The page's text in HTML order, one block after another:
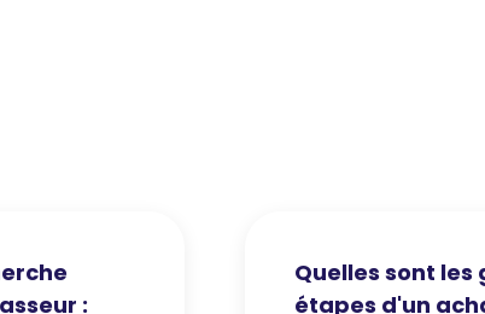
:
Quelles sont les
étapes d'un